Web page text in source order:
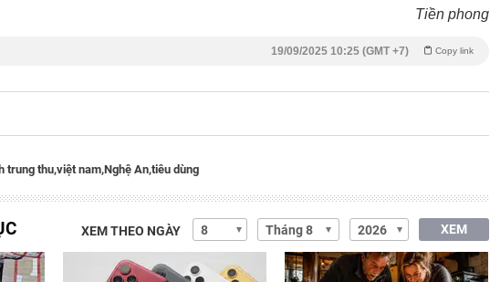
Tiền phong
Copy link
19/09/2025 10:25 (GMT +7)
trung thu,việt nam,Nghệ An,tiêu dùng
XEM THEO NGÀY XEM